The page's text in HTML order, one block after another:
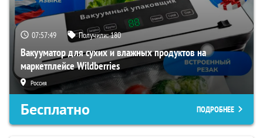
07:57:48 Получили:180
Вакууматор для сухих и влажных продуктов на
маркетплейсе Wildberries
Россия
Бесплатно ПОДРОБНЕЕ